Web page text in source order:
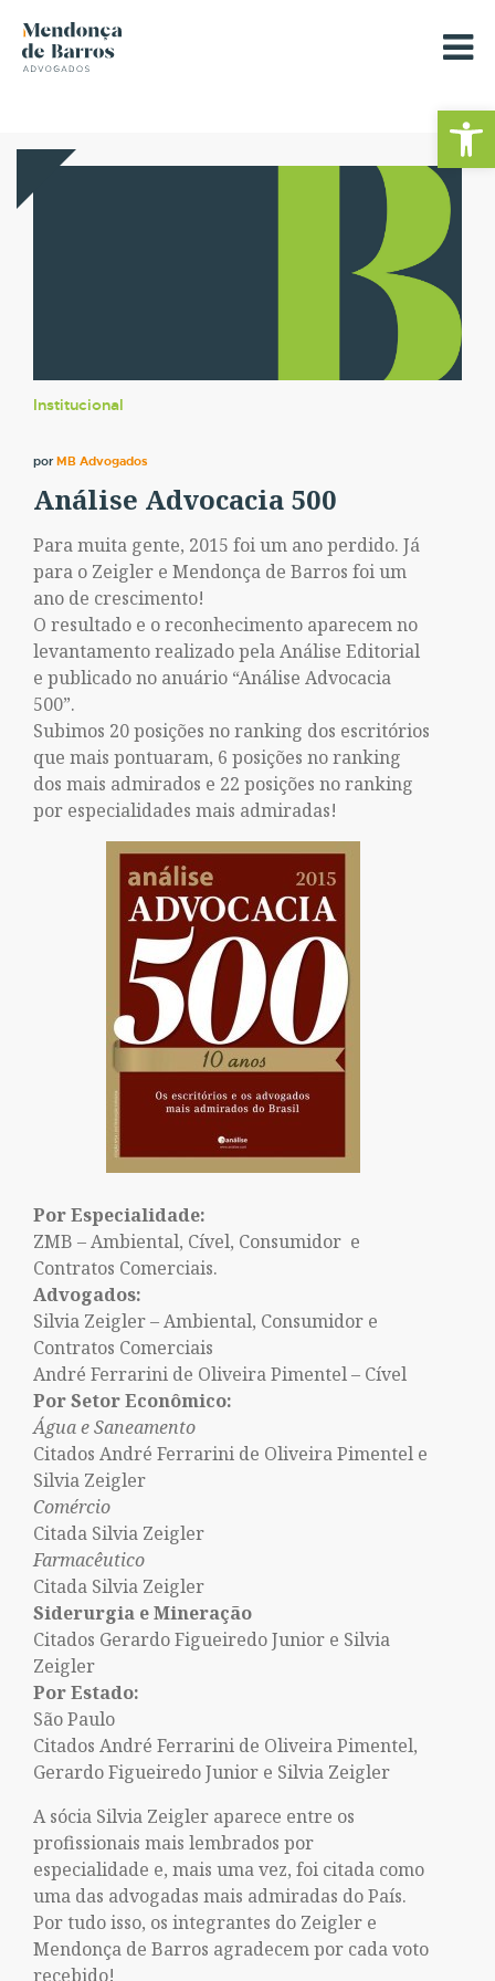
Barra de
Institucional
porMB Advogados
Análise Advocacia 500
Para muita gente, 2015 foi um ano perdido. Já
para o Zeigler e Mendonça de Barros foi um
ano de crescimento!
O resultado e o reconhecimento aparecem no
levantamento realizado pela Análise Editorial
e publicado no anuário “Análise Advocacia
500”.
Subimos 20 posições no ranking dos escritórios
que mais pontuaram, 6 posições no ranking
dos mais admirados e 22 posições no ranking
por especialidades mais admiradas!
Por Especialidade:
ZMB – Ambiental, Cível, Consumidor e
Contratos Comerciais.
Advogados:
Silvia Zeigler – Ambiental, Consumidor e
Contratos Comerciais
André Ferrarini de Oliveira Pimentel – Cível
Por Setor Econômico:
Água e Saneamento
Citados André Ferrarini de Oliveira Pimentel e
Silvia Zeigler
Comércio
Citada Silvia Zeigler
Farmacêutico
Citada Silvia Zeigler
Siderurgia e Mineração
Citados Gerardo Figueiredo Junior e Silvia
Zeigler
Por Estado:
São Paulo
Citados André Ferrarini de Oliveira Pimentel,
Gerardo Figueiredo Junior e Silvia Zeigler
A sócia Silvia Zeigler aparece entre os
profissionais mais lembrados por
especialidade e, mais uma vez, foi citada como
uma das advogadas mais admiradas do País.
Por tudo isso, os integrantes do Zeigler e
Mendonça de Barros agradecem por cada voto
recebido!